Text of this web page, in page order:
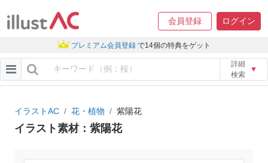
会員登録 ログイン
プレミアム会員登録 で14個の特典をゲット
詳細
検索
▼
イラストAC 花・植物 紫陽花
イラスト素材：紫陽花